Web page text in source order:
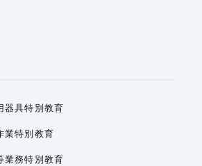
器具特別教育
業特別教育
業務特別教育